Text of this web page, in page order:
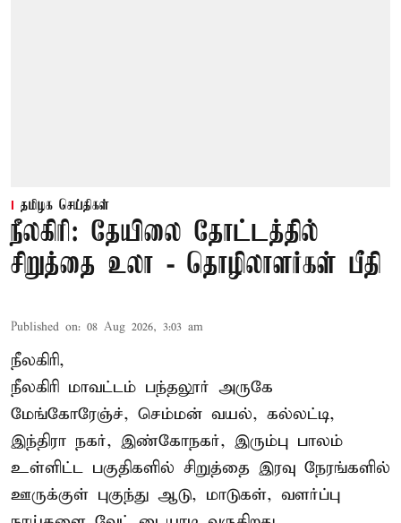
தமிழக செய்திகள்
நீலகிரி: தேயிலை தோட்டத்தில்
சிறுத்தை உலா - தொழிலாளர்கள் பீதி
Published on: 08 Aug 2026, 3:03 am
நீலகிரி,
நீலகிரி மாவட்டம் பந்தலூர் அருகே
மேங்கோரேஞ்ச், செம்மன் வயல், கல்லட்டி,
இந்திரா நகர், இண்கோநகர், இரும்பு பாலம்
உள்ளிட்ட பகுதிகளில் சிறுத்தை இரவு நேரங்களில்
ஊருக்குள் புகுந்து ஆடு, மாடுகள், வளர்ப்பு